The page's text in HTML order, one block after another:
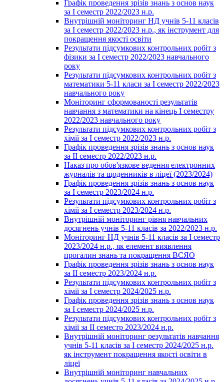
Графік проведення зрізів знань з основ наук
за І семестр 2022/2023 н.р.
Внутрішній моніторинг НД учнів 5-11 класів
за І семестр 2022/2023 н.р., як інструмент для
покращення якості освіти
Результати підсумкових контрольних робіт з
фізики за І семестр 2022/2023 навчального
року
Результати підсумкових контрольних робіт з
математики 5-11 класи за І семестр 2022/2023
навчального року
Моніторинг сформованості результатів
навчання з математики на кінець І семестру
2022/2023 навчального року
Результати підсумкових контрольних робіт з
хімії за І семестр 2022/2023 н.р.
Графік проведення зрізів знань з основ наук
за ІІ семестр 2022/2023 н.р.
Наказ про обов'язкове ведення електронних
журналів та щоденників в ліцеї (2023/2024)
Графік проведення зрізів знань з основ наук
за І семестр 2023/2024 н.р.
Результати підсумкових контрольних робіт з
хімії за І семестр 2023/2024 н.р.
Внутрішній моніторинг рівня навчальних
досягнень учнів 5-11 класів за 2022/2023 н.р.
Моніторинг НД учнів 5-11 класів за І семестр
2023/2024 н.р., як елемент виявлення
прогалин знань та покращення ВСЯО
Графік проведення зрізів знань з основ наук
за ІІ семестр 2023/2024 н.р.
Результати підсумкових контрольних робіт з
хімії за І семестр 2024/2025 н.р.
Графік проведення зрізів знань з основ наук
за І семестр 2024/2025 н.р.
Результати підсумкових контрольних робіт з
хімії за ІІ семестр 2023/2024 н.р.
Внутрішній моніторинг результатів навчання
учнів 5-11 класів за І семестр 2024/2025 н.р.
як інструмент покращення якості освіти в
ліцеї
Внутрішній моніторинг навчальних